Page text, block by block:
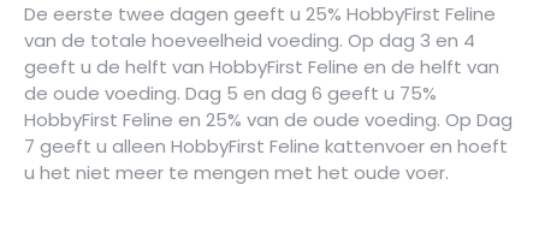
De eerste twee dagen geeft u 25% HobbyFirst Feline
van de totale hoeveelheid voeding. Op dag 3 en 4
geeft u de helft van HobbyFirst Feline en de helft van
de oude voeding. Dag 5 en dag 6 geeft u 75%
HobbyFirst Feline en 25% van de oude voeding. Op Dag
7 geeft u alleen HobbyFirst Feline kattenvoer en hoeft
u het niet meer te mengen met het oude voer.